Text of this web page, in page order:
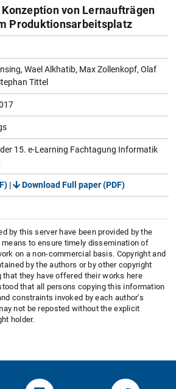
von Lernaufträgen
Produktionsarbeitsplatz
Wael Alkhatib, Max Zollenkopf, Olaf
Tittel
15. e-Learning Fachtagung Informatik
| Download Full paper (PDF)
by this server have been provided by the
to ensure timely dissemination of
on a non-commercial basis. Copyright and
by the authors or by other copyright
they have offered their works here
that all persons copying this information
constraints invoked by each author's
not be reposted without the explicit
holder.